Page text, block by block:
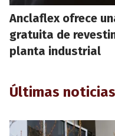
Anclaflex ofrece
gratuita de
planta industrial
Últimas noticias